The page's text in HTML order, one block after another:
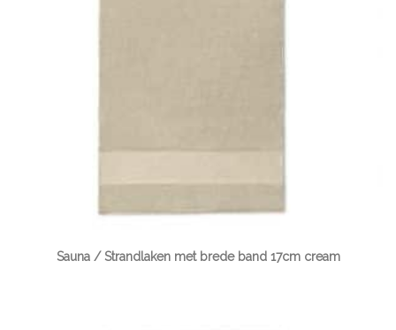
Sauna / Strandlaken met brede band 17cm cream